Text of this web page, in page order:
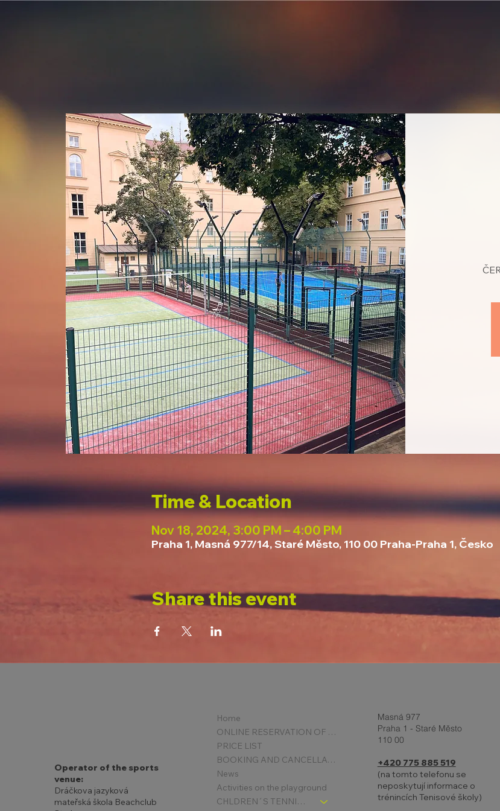
Time & Location
Nov 18, 2024, 3:00 PM – 4:00 PM
Praha 1, Masná 977/14, Staré Město, 110 00 Praha-Praha 1, Česko
Share this event
Operator of the sports
venue:
Dráčkova jazyková
mateřská škola Beachclub
Home
ONLINE RESERVATION OF COURTS
PRICE LIST
BOOKING AND CANCELLATION
News
Activities on the playground
CHLDREN´S TENNIS SCHOOL - SIGNPOST
Masná 977
Praha 1 - Staré Město
110 00
+420 775 885 519
(na tomto telefonu se
neposkytují informace o
trénincích Tenisové školy)